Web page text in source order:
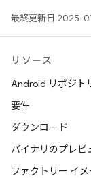
最終更新日 2025-
リソース
Android リポジト
要件
ダウンロード
バイナリのプレビ
ファクトリー イ